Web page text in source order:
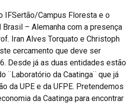
IFSertão/Campus Floresta e o
Brasil – Alemanha com a presença
Iran Alves Torquato e Christoph
cercamento que deve ser
Desde já as duas entidades estão
¨Laboratório da Caatinga¨ que já
da UPE e da UFPE. Pretendemos
da Caatinga para encontrar